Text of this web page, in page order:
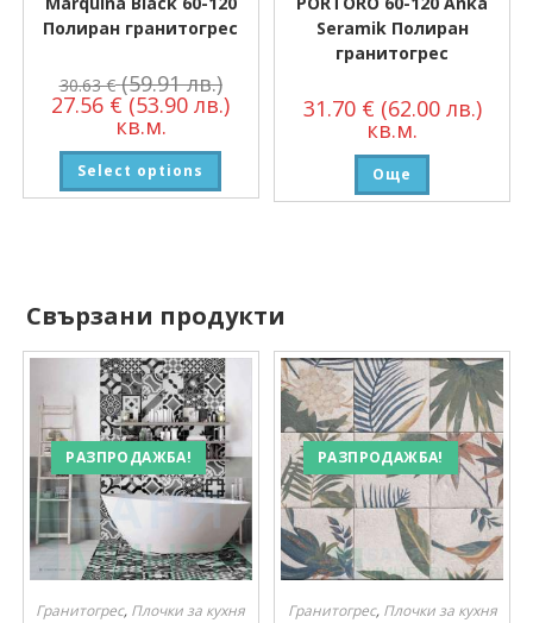
Полиран гранитогрес
30.63€ (59.91 лв.)
27.56 € (53.90 лв.)
кв.м.
Select options
Seramik Полиран
гранитогрес
31.70 € (62.00 лв.)
кв.м.
Още
Свързани продукти
РАЗПРОДАЖБА!
Гранитогрес, Плочки за кухня
РАЗПРОДАЖБА!
Гранитогрес, Плочки за кухня